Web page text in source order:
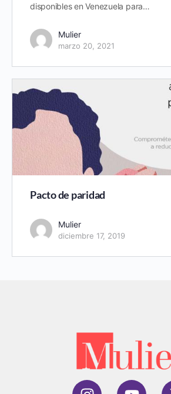
disponibles en Venezuela para…
Mulier
marzo 20, 2021
Pacto de paridad
Mulier
diciembre 17, 2019